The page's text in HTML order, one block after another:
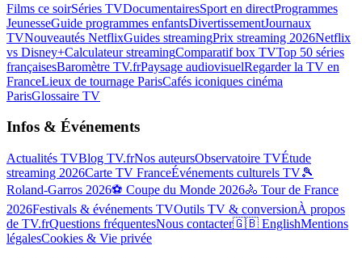
Films ce soirSéries TVDocumentairesSport en directProgrammes
JeunesseGuide programmes enfantsDivertissementJournaux
TVNouveautés NetflixGuides streamingPrix streaming 2026Netflix
vs Disney+Calculateur streamingComparatif box TVTop 50 séries
françaisesBaromètre TV.frPaysage audiovisuelRegarder la TV en
FranceLieux de tournage ParisCafés iconiques cinéma
ParisGlossaire TV
Infos & Événements
Actualités TVBlog TV.frNos auteursObservatoire TVÉtude
streaming 2026Carte TV FranceÉvénements culturels TV🎾
Roland-Garros 2026⚽ Coupe du Monde 2026🚴 Tour de France
2026Festivals & événements TVOutils TV & conversionÀ propos
de TV.frQuestions fréquentesNous contacter🇬🇧 EnglishMentions
légalesCookies & Vie privée